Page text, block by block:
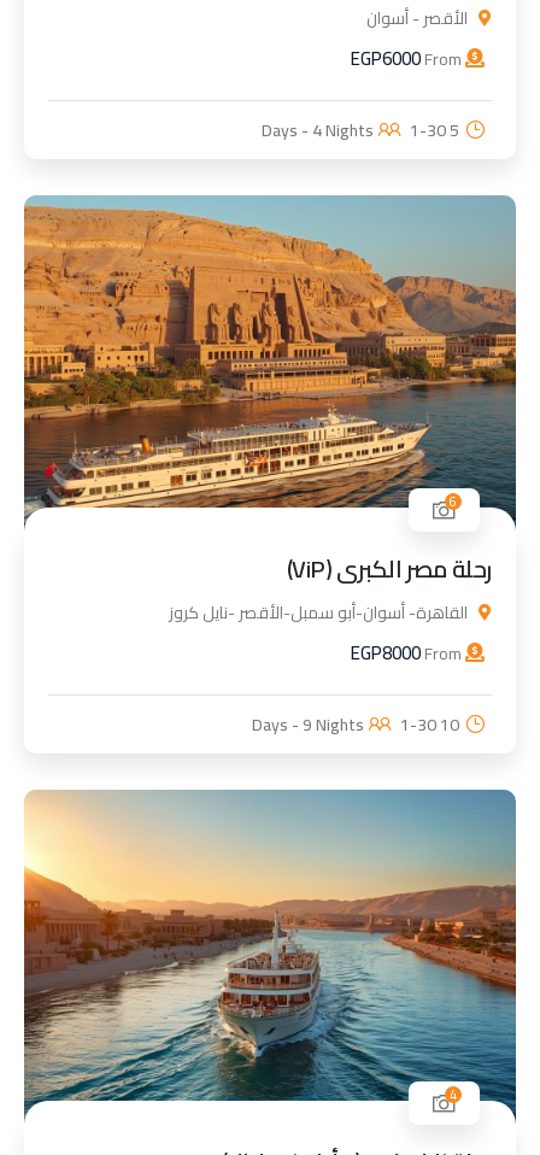
الأقصر - أسوان
EGP6000
5 Days - 4 Nights
1-30
6
رحلة مصر الكبرى (ViP)
القاهرة- أسوان-أبو سمبل-الأقصر -نايل كروز
EGP8000
10 Days - 9 Nights
1-30
4